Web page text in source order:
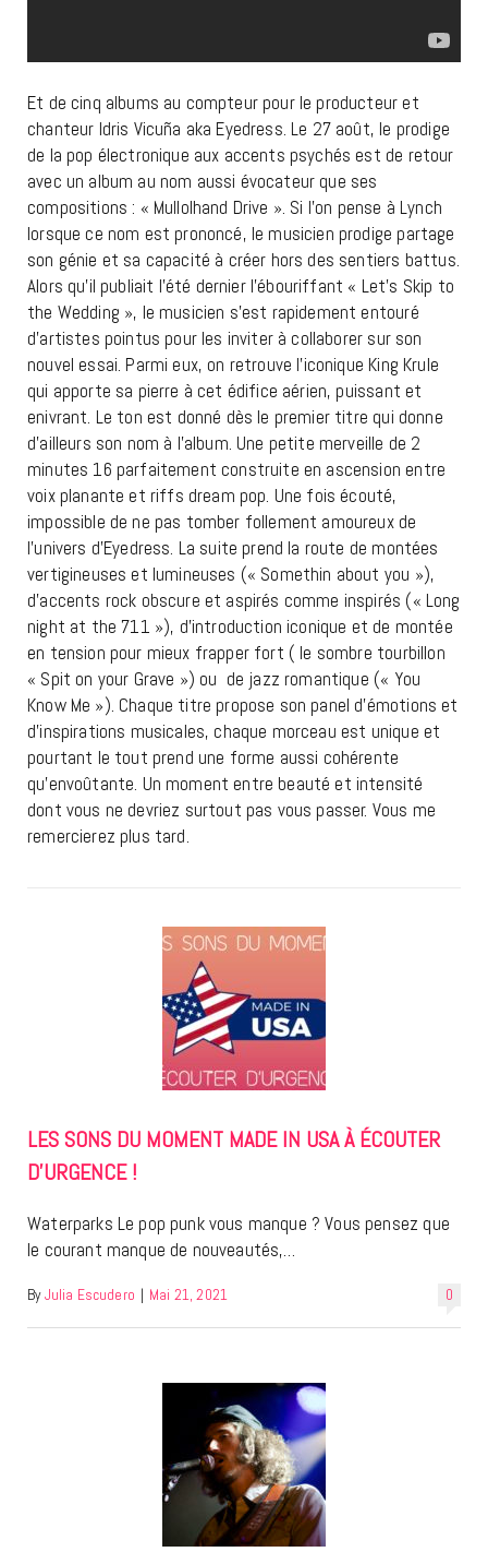
Et de cinq albums au compteur pour le producteur et
chanteur Idris Vicuña aka Eyedress. Le 27 août, le prodige
de la pop électronique aux accents psychés est de retour
avec un album au nom aussi évocateur que ses
compositions : « Mullolhand Drive ». Si l’on pense à Lynch
lorsque ce nom est prononcé, le musicien prodige partage
son génie et sa capacité à créer hors des sentiers battus.
Alors qu’il publiait l’été dernier l’ébouriffant « Let’s Skip to
the Wedding », le musicien s’est rapidement entouré
d’artistes pointus pour les inviter à collaborer sur son
nouvel essai. Parmi eux, on retrouve l’iconique King Krule
qui apporte sa pierre à cet édifice aérien, puissant et
enivrant. Le ton est donné dès le premier titre qui donne
d’ailleurs son nom à l’album. Une petite merveille de 2
minutes 16 parfaitement construite en ascension entre
voix planante et riffs dream pop. Une fois écouté,
impossible de ne pas tomber follement amoureux de
l’univers d’Eyedress. La suite prend la route de montées
vertigineuses et lumineuses (« Somethin about you »),
d’accents rock obscure et aspirés comme inspirés (« Long
night at the 711 »), d’introduction iconique et de montée
en tension pour mieux frapper fort ( le sombre tourbillon
« Spit on your Grave ») ou de jazz romantique (« You
Know Me »). Chaque titre propose son panel d’émotions et
d’inspirations musicales, chaque morceau est unique et
pourtant le tout prend une forme aussi cohérente
qu’envoûtante. Un moment entre beauté et intensité
dont vous ne devriez surtout pas vous passer. Vous me
remercierez plus tard.
LES SONS DU MOMENT MADE IN USA À ÉCOUTER
D’URGENCE !
Waterparks Le pop punk vous manque ? Vous pensez que
le courant manque de nouveautés,…
0
By Julia Escudero | Mai 21, 2021